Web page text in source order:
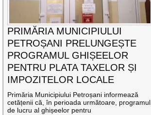
PRIMĂRIA MUNICIPIULUI
PETROȘANI PRELUNGEȘTE
PROGRAMUL GHIȘEELOR
PENTRU PLATA TAXELOR ȘI
IMPOZITELOR LOCALE
Primăria Municipiului Petroșani informează
cetățenii că, în perioada următoare, programul
de lucru al ghișeelor pentru